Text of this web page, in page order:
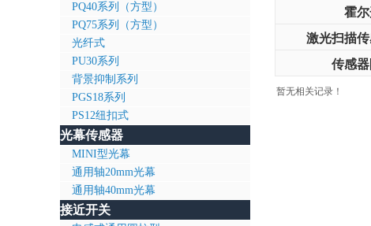
霍
激光扫描
传感
PQ40系列（方型）
PQ75系列（方型）
光纤式
PU30系列
背景抑制系列
PGS18系列
PS12纽扣式
光幕传感器
MINI型光幕
通用轴20mm光幕
通用轴40mm光幕
接近开关
暂无相关记录！